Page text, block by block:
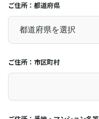
ご住所：都道府県
ご住所：市区町村